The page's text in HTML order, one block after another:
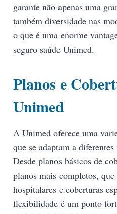
garante não apenas uma
também diversidade nas
o que é uma enorme
seguro saúde Unimed.
Planos e
Unimed
A Unimed oferece uma
que se adaptam a
Desde planos básicos de
planos mais completos,
hospitalares e coberturas
flexibilidade é um ponto